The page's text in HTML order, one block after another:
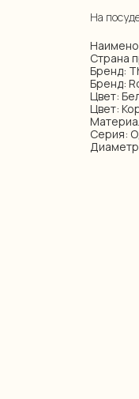
На
Страна
Бренд:
Бренд:
Цвет:
Цвет:
Серия: